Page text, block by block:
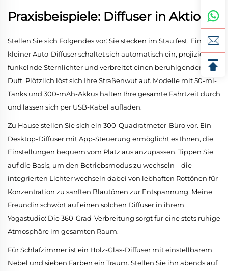
Praxisbeispiele: Diffuser in Aktion
Stellen Sie sich Folgendes vor: Sie stecken im Stau fest. Ein
kleiner Auto-Diffuser schaltet sich automatisch ein, projiziert
funkelnde Sternlichter und verbreitet einen beruhigenden
Duft. Plötzlich löst sich Ihre Straßenwut auf. Modelle mit 50-ml-
Tanks und 300-mAh-Akkus halten Ihre gesamte Fahrtzeit durch
und lassen sich per USB-Kabel aufladen.
Zu Hause stellen Sie sich ein 300-Quadratmeter-Büro vor. Ein
Desktop-Diffuser mit App-Steuerung ermöglicht es Ihnen, die
Einstellungen bequem vom Platz aus anzupassen. Tippen Sie
auf die Basis, um den Betriebsmodus zu wechseln – die
integrierten Lichter wechseln dabei von lebhaften Rottönen für
Konzentration zu sanften Blautönen zur Entspannung. Meine
Freundin schwört auf einen solchen Diffuser in ihrem
Yogastudio: Die 360-Grad-Verbreitung sorgt für eine stets ruhige
Atmosphäre im gesamten Raum.
Für Schlafzimmer ist ein Holz-Glas-Diffuser mit einstellbarem
Nebel und sieben Farben ein Traum. Stellen Sie ihn abends auf